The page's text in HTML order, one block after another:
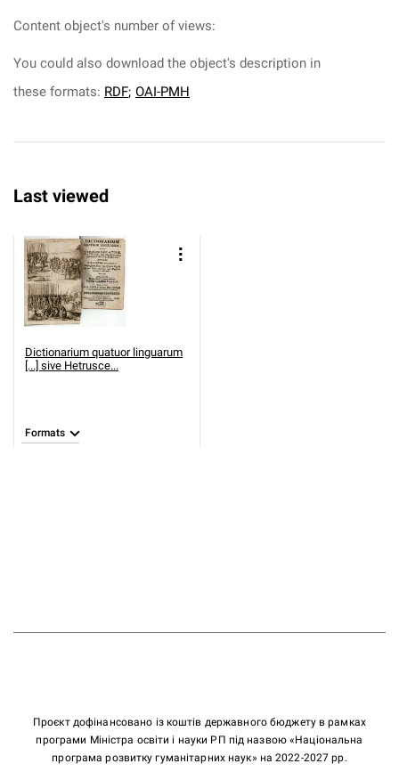
Content object's number of views:
You could also download the object's description in
these formats: RDF; OAI-PMH
Last viewed
Dictionarium quatuor linguarum
[...] sive Hetrusce...
Formats
Проєкт дофінансовано із коштів державного бюджету в рамках
програми Міністра освіти і науки РП під назвою «Національна
програма розвитку гуманітарних наук» на 2022-2027 рр.